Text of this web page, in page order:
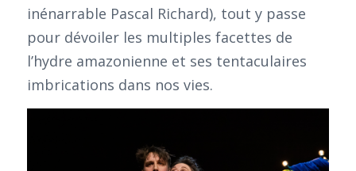
inénarrable Pascal Richard), tout y passe
pour dévoiler les multiples facettes de
l’hydre amazonienne et ses tentaculaires
imbrications dans nos vies.